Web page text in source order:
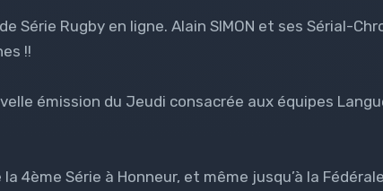
Série Rugby en ligne. Alain SIMON et ses Sérial-
!!
émission du Jeudi consacrée aux équipes
4ème Série à Honneur, et même jusqu’à la